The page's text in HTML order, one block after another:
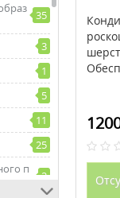
35
3
1
5
11
25
п
2